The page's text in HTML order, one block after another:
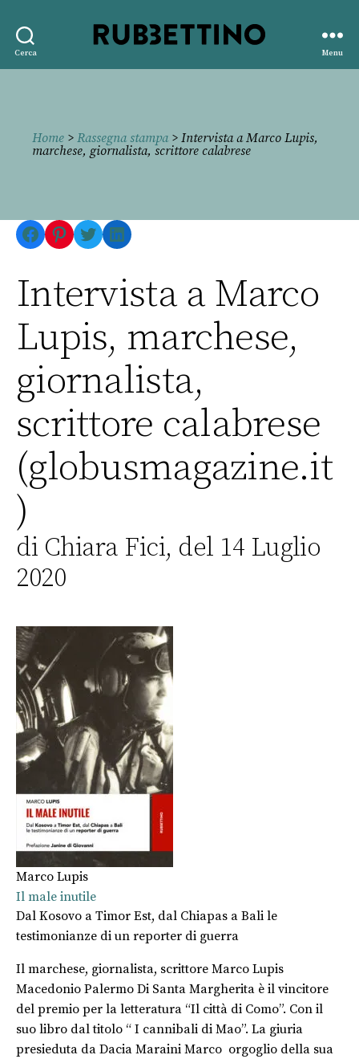
Cerca
editore
Menu
Home > Rassegna stampa> Intervista a Marco Lupis,
marchese, giornalista, scrittore calabrese
Facebook
Pinterest
TwitterLinkedIn
Intervista a Marco
Lupis, marchese,
giornalista,
scrittore calabrese
(globusmagazine.it
)
di Chiara Fici, del 14 Luglio
2020
Marco Lupis
Il male inutile
Dal Kosovo a Timor Est, dal Chiapas a Bali le
testimonianze di un reporter di guerra
Il marchese, giornalista, scrittore Marco Lupis
Macedonio Palermo Di Santa Margherita è il vincitore
del premio per la letteratura “Il città di Como”. Con il
suo libro dal titolo “ I cannibali di Mao”. La giuria
presieduta da Dacia Maraini Marco orgoglio della sua